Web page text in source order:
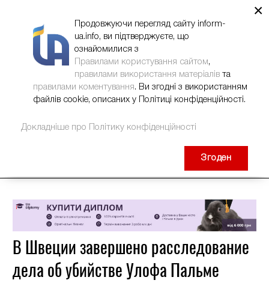
В Швеции завершено расследование
дела об убийстве Улофа Пальме
×
Продовжуючи перегляд сайту inform-
ua.info, ви підтверджуєте, що
ознайомилися з
Правилами користування сайтом,
правилами використання матеріалів та
правилами коментування. Ви згодні з використанням
файлів cookie, описаних у Політиці конфіденційності.
Докладніше про Політику конфіденційності
Згоден